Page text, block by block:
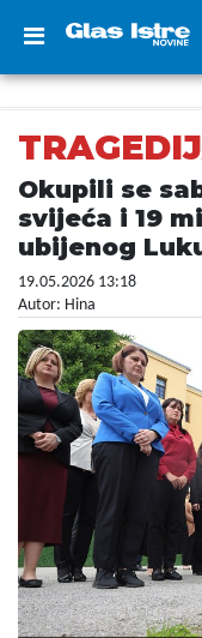
Okupili se
svijeća i 19
ubijenog
19.05.2026 13:18
Autor: Hina